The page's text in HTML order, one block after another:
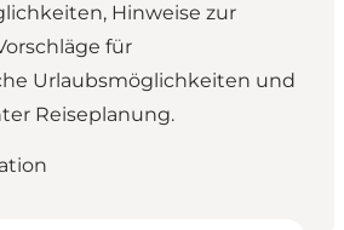
Hinweise zur
für
Urlaubsmöglichkeiten und
Reiseplanung.